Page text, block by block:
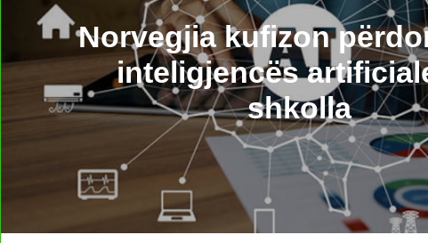
Norvegjia kufizon
inteligjencës
shkolla